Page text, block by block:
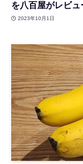
を八百屋がレビュ
2023年10月1日